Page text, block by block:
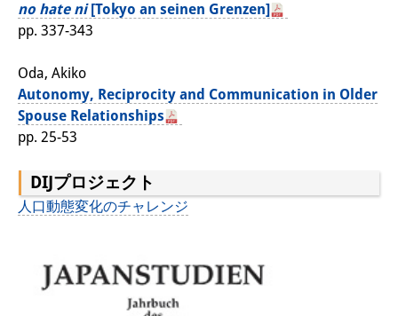
no hate ni[Tokyo an seinen Grenzen]
pp. 337-343
Oda, Akiko
Autonomy, Reciprocity and Communication in Older
Spouse Relationships
pp. 25-53
DIJプロジェクト
人口動態変化のチャレンジ